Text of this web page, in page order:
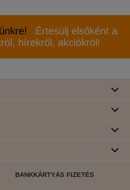
Értesülj elsőként a
hírekről, akciókról!
BANKKÁRTYÁS FIZETÉS